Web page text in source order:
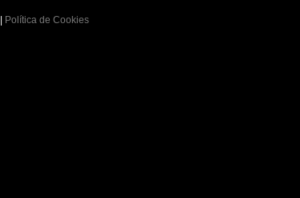
Política de Cookies